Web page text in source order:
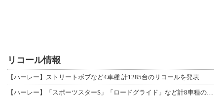
リコール情報
【ハーレー】ストリートボブなど4車種 計1285台のリコールを発表
【ハーレー】「スポーツスターS」「ロードグライド」など計8車種のリコールを発表